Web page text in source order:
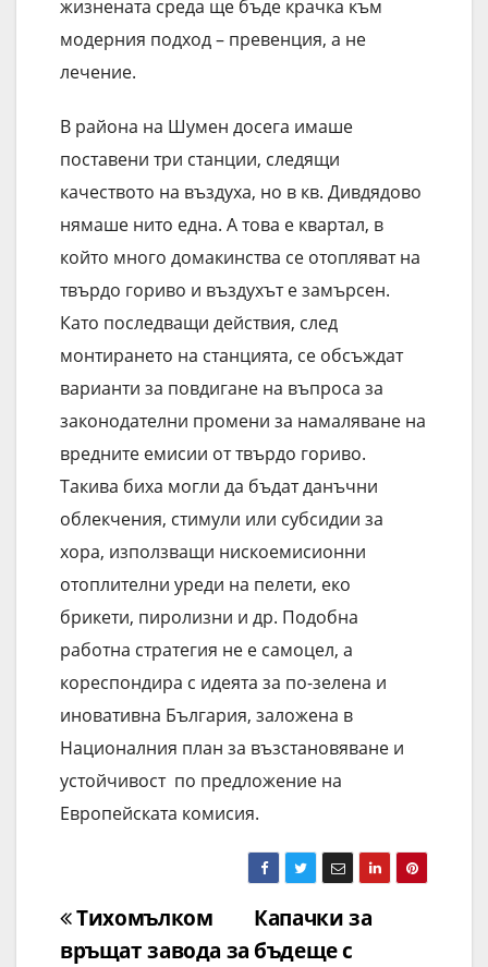
жизнената среда ще бъде крачка към
модерния подход – превенция, а не
лечение.
В района на Шумен досега имаше
поставени три станции, следящи
качеството на въздуха, но в кв. Дивдядово
нямаше нито една. А това е квартал, в
който много домакинства се отопляват на
твърдо гориво и въздухът е замърсен.
Като последващи действия, след
монтирането на станцията, се обсъждат
варианти за повдигане на въпроса за
законодателни промени за намаляване на
вредните емисии от твърдо гориво.
Такива биха могли да бъдат данъчни
облекчения, стимули или субсидии за
хора, използващи нискоемисионни
отоплителни уреди на пелети, еко
брикети, пиролизни и др. Подобна
работна стратегия не е самоцел, а
кореспондира с идеята за по-зелена и
иновативна България, заложена в
Националния план за възстановяване и
устойчивост по предложение на
Европейската комисия.
Навигация
Капачки за
бъдеще с
Тихомълком
връщат завода за